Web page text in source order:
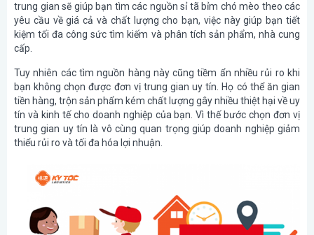
trung gian sẽ giúp bạn tìm các nguồn sỉ tã bỉm chó mèo theo các
yêu cầu về giá cả và chất lượng cho bạn, việc này giúp bạn tiết
kiệm tối đa công sức tìm kiếm và phân tích sản phẩm, nhà cung
cấp.
Tuy nhiên các tìm nguồn hàng này cũng tiềm ẩn nhiều rủi ro khi
bạn không chọn được đơn vị trung gian uy tín. Họ có thể ăn gian
tiền hàng, trộn sản phẩm kém chất lượng gây nhiều thiệt hại về uy
tín và kinh tế cho doanh nghiệp của bạn. Vì thế bước chọn đơn vị
trung gian uy tín là vô cùng quan trọng giúp doanh nghiệp giảm
thiểu rủi ro và tối đa hóa lợi nhuận.